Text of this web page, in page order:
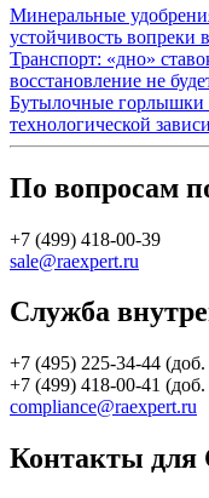
Минеральные
устойчивость
Транспорт: «дно»
восстановление не
Бутылочные горлышки
технологической
По вопросам
+7 (499) 418-00-39
sale@raexpert.ru
Служба
+7 (495) 225-34-44
+7 (499) 418-00-41
compliance@raexpert.ru
Контакты